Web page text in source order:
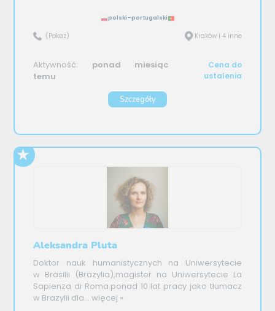
polski–portugalski
(Pokaż) Kraków i 4 inne
Aktywność: ponad miesiąc
temu
Cena do
ustalenia
Szczegóły
Aleksandra Pluta
Doktor nauk humanistycznych na Uniwersytecie
w Brasilii (Brazylia),magister na Uniwersytecie La
Sapienza di Roma.ponad 10 lat pracy jako tłumacz
w Brazylii dla... więcej »